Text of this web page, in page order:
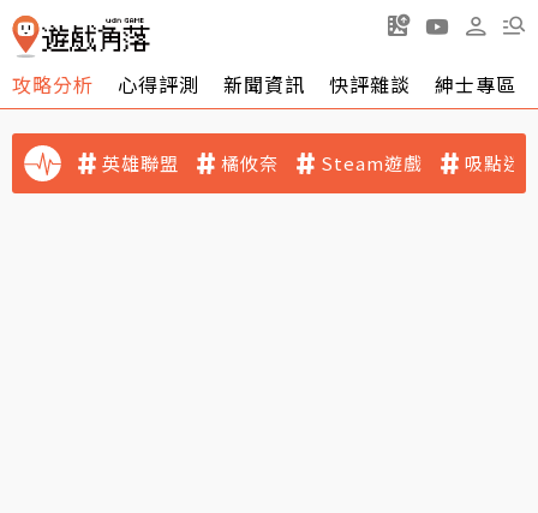
攻略分析 心得評測 新聞資訊 快評雜談 紳士專區
英雄聯盟 橘攸奈 Steam遊戲 吸點迷